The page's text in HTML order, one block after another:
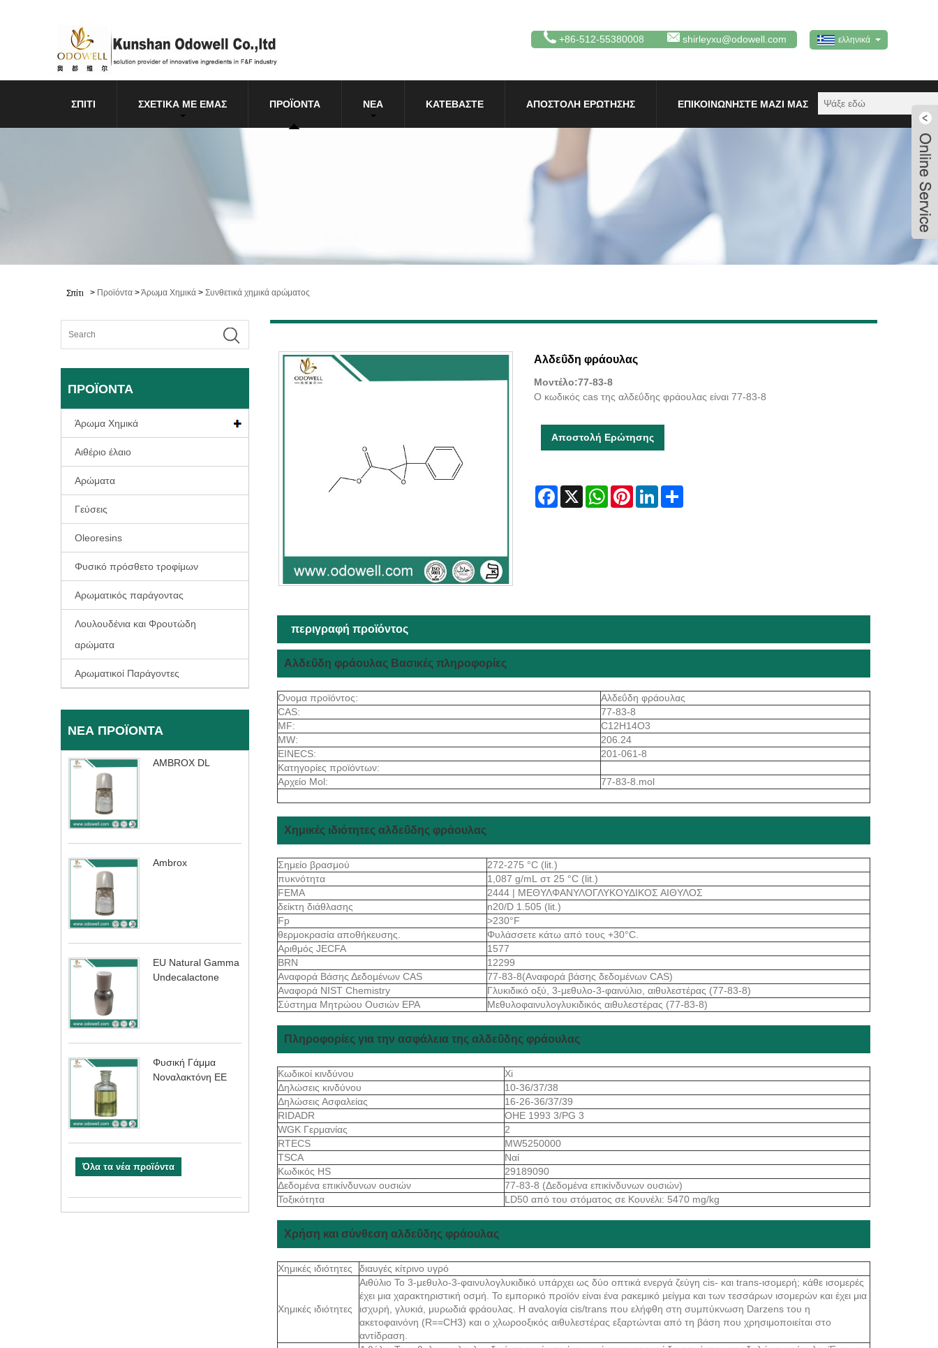
ελληνικά
+86-512-55380008 shirleyxu@odowell.com
ΣΠΊΤΙ ΣΧΕΤΙΚΆ ΜΕ ΕΜΆΣ ΠΡΟΪΌΝΤΑ ΝΈΑ ΚΑΤΕΒΆΣΤΕ ΑΠΟΣΤΟΛΉ ΕΡΏΤΗΣΗΣ ΕΠΙΚΟΙΝΩΝΉΣΤΕ ΜΑΖΊ ΜΑΣ
Σπίτι > Προϊόντα >Άρωμα Χημικά > Συνθετικά χημικά αρώματος
ΠΡΟΪΌΝΤΑ
Άρωμα Χημικά
Αιθέριο έλαιο
Αρώματα
Γεύσεις
Oleoresins
Φυσικό πρόσθετο τροφίμων
Αρωματικός παράγοντας
Λουλουδένια και Φρουτώδη
αρώματα
Αρωματικοί Παράγοντες
ΝΈΑ ΠΡΟΪΌΝΤΑ
AMBROX DL
Ambrox
EU Natural Gamma
Undecalactone
Φυσική Γάμμα
Νοναλακτόνη ΕΕ
Όλα τα νέα προϊόντα
Αλδεΰδη φράουλας
Μοντέλο:77-83-8
Ο κωδικός cas της αλδεΰδης φράουλας είναι 77-83-8
Αποστολή Ερώτησης
Facebook
X WhatsAppPinterestLinkedInShare
περιγραφή προϊόντος
Αλδεΰδη φράουλας Βασικές πληροφορίες
Όνομα προϊόντος:
Αλδεΰδη φράουλας
CAS:
77-83-8
MF:
C12H14O3
MW:
206.24
EINECS:
201-061-8
Κατηγορίες προϊόντων:
Αρχείο Mol:
77-83-8.mol
Χημικές ιδιότητες αλδεΰδης φράουλας
Σημείο βρασμού
272-275 °C (lit.)
πυκνότητα
1,087 g/mL στ 25 °C (lit.)
FEMA
2444 | ΜΕΘΥΛΦΑΝΥΛΟΓΛΥΚΟΥΔΙΚΟΣ ΑΙΘΥΛΟΣ
δείκτη διάθλασης
n20/D 1.505 (lit.)
Fp
>230°F
θερμοκρασία αποθήκευσης.
Φυλάσσετε κάτω από τους +30°C.
Αριθμός JECFA
1577
BRN
12299
Αναφορά Βάσης Δεδομένων CAS
77-83-8(Αναφορά βάσης δεδομένων CAS)
Αναφορά NIST Chemistry
Γλυκιδικό οξύ, 3-μεθυλο-3-φαινύλιο, αιθυλεστέρας (77-83-8)
Σύστημα Μητρώου Ουσιών EPA
Μεθυλοφαινυλογλυκιδικός αιθυλεστέρας (77-83-8)
Πληροφορίες για την ασφάλεια της αλδεΰδης φράουλας
Κωδικοί κινδύνου
Xi
Δηλώσεις κινδύνου
10-36/37/38
Δηλώσεις Ασφαλείας
16-26-36/37/39
RIDADR
ΟΗΕ 1993 3/PG 3
WGK Γερμανίας
2
RTECS
MW5250000
TSCA
Ναί
Κωδικός HS
29189090
Δεδομένα επικίνδυνων ουσιών
77-83-8 (Δεδομένα επικίνδυνων ουσιών)
Τοξικότητα
LD50 από του στόματος σε Κουνέλι: 5470 mg/kg
Χρήση και σύνθεση αλδεΰδης φράουλας
Χημικές ιδιότητες διαυγές κίτρινο υγρό
Χημικές ιδιότητες
Αιθύλιο Το 3-μεθυλο-3-φαινυλογλυκιδικό υπάρχει ως δύο οπτικά ενεργά ζεύγη cis- και trans-ισομερή; κάθε ισομερές
έχει μια χαρακτηριστική οσμή. Το εμπορικό προϊόν είναι ένα ρακεμικό μείγμα και των τεσσάρων ισομερών και έχει μια
ισχυρή, γλυκιά, μυρωδιά φράουλας. Η αναλογία cis/trans που ελήφθη στη συμπύκνωση Darzens του η
ακετοφαινόνη (R==CH3) και ο χλωροοξικός αιθυλεστέρας εξαρτώνται από τη βάση που χρησιμοποιείται στο
αντίδραση.